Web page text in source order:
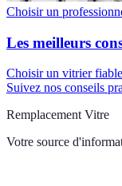
Choisir un
Les meilleurs
Choisir un vitrier
Suivez nos conseils
Remplacement Vitre
Votre source